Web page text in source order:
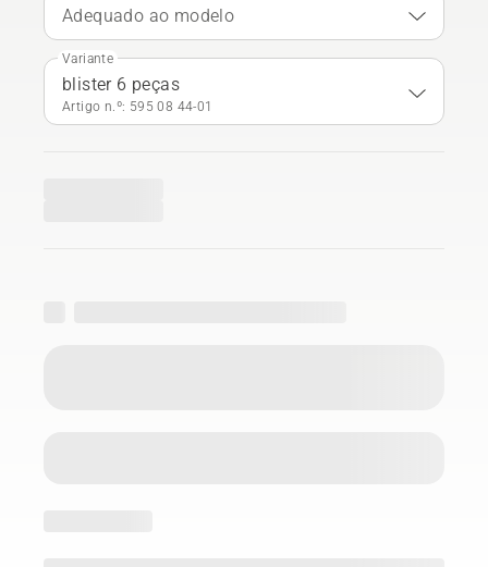
Adequado ao modelo
Variante
blister 6 peças
Artigo n.º: 595 08 44‑01